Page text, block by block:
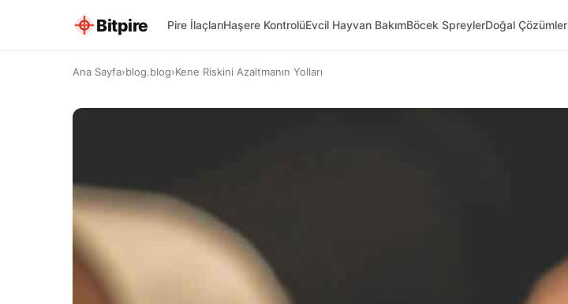
Bitpire Pire İlaçlarıHaşere KontrolüEvcil Hayvan BakımBöcek SpreylerDoğal Çözümler
Ana Sayfa›blog.blog›Kene Riskini Azaltmanın Yolları